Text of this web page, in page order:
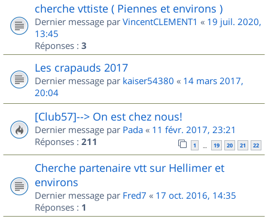
cherche vttiste ( Piennes et environs )
Dernier message par VincentCLEMENT1 « 19 juil. 2020,
13:45
Réponses : 3
Les crapauds 2017
Dernier message par kaiser54380 « 14 mars 2017,
20:04
[Club57]--> On est chez nous!
Dernier message par Pada « 11 févr. 2017, 23:21
Réponses : 211 1 … 19 20 21 22
Cherche partenaire vtt sur Hellimer et
environs
Dernier message par Fred7 « 17 oct. 2016, 14:35
Réponses : 1